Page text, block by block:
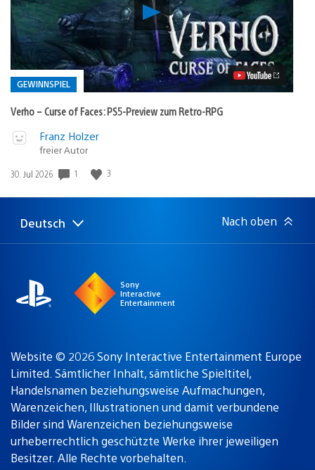
Verho
–
Curse
of
Faces:
PS5-
Preview
zum
Retro-
GEWINNSPIEL
Verho – Curse of Faces: PS5-Preview zum Retro-RPG
Veröffentlicht
Gewinnspiel
Franz Holzer
freier Autor
Veröffentlichungsdatum:
30. Jul 2026 1 3
Select
a
Aktuelle
Region:
Deutsch Nach oben
Sony
Interactive
Entertainment
Website © 2026 Sony Interactive Entertainment Europe
Limited. Sämtlicher Inhalt, sämtliche Spieltitel,
Handelsnamen beziehungsweise Aufmachungen,
Warenzeichen, Illustrationen und damit verbundene
Bilder sind Warenzeichen beziehungsweise
urheberrechtlich geschützte Werke ihrer jeweiligen
Besitzer. Alle Rechte vorbehalten.